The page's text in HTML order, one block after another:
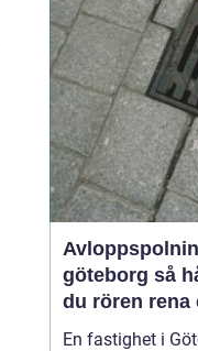
flyter genom
...
göteborg så håller
du rören rena
trygga året
En fastighet i